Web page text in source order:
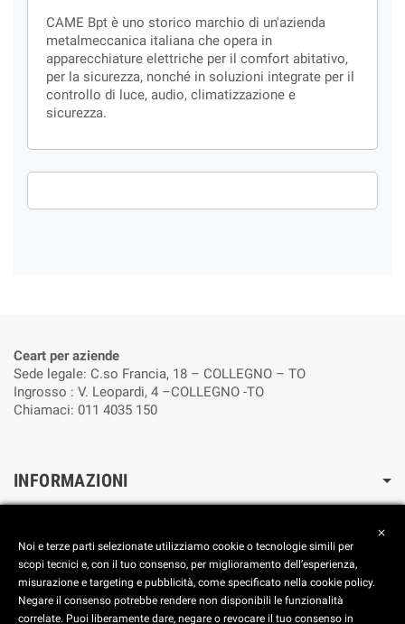
CAME Bpt è uno storico marchio di un'azienda
metalmeccanica italiana che opera in
apparecchiature elettriche per il comfort abitativo,
per la sicurezza, nonché in soluzioni integrate per il
controllo di luce, audio, climatizzazione e
sicurezza.
Ceart per aziende
Sede legale: C.so Francia, 18 – COLLEGNO – TO
Ingrosso : V. Leopardi, 4 –COLLEGNO -TO
Chiamaci: 011 4035 150
INFORMAZIONI
Reimposta le preferenze dei cookie
Privacy Policy
FOOTER
close
Noi e terze parti selezionate utilizziamo cookie o tecnologie simili per
scopi tecnici e, con il tuo consenso, per miglioramento dell’esperienza,
misurazione e targeting e pubblicità, come specificato nella cookie policy.
Negare il consenso potrebbe rendere non disponibili le funzionalità
correlate. Puoi liberamente dare, negare o revocare il tuo consenso in